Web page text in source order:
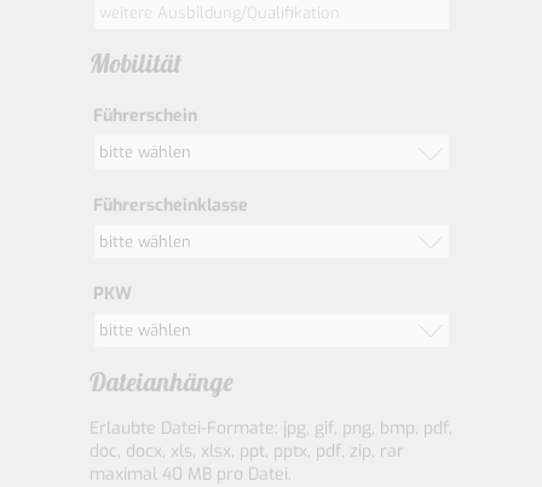
Mobilität
Führerschein
bitte wählen
Führerscheinklasse
bitte wählen
PKW
bitte wählen
Dateianhänge
Erlaubte Datei-Formate: jpg, gif, png, bmp, pdf,
doc, docx, xls, xlsx, ppt, pptx, pdf, zip, rar
maximal 40 MB pro Datei.